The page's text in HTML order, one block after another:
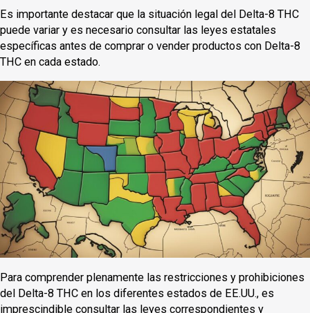
Es importante destacar que la situación legal del Delta-8 THC
puede variar y es necesario consultar las leyes estatales
específicas antes de comprar o vender productos con Delta-8
THC en cada estado.
Para comprender plenamente las restricciones y prohibiciones
del Delta-8 THC en los diferentes estados de EE.UU., es
imprescindible consultar las leyes correspondientes y